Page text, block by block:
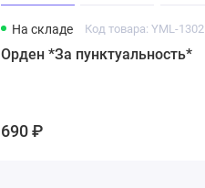
На складе Код товара: YML-1302
Орден *За пунктуальность*
690 ₽